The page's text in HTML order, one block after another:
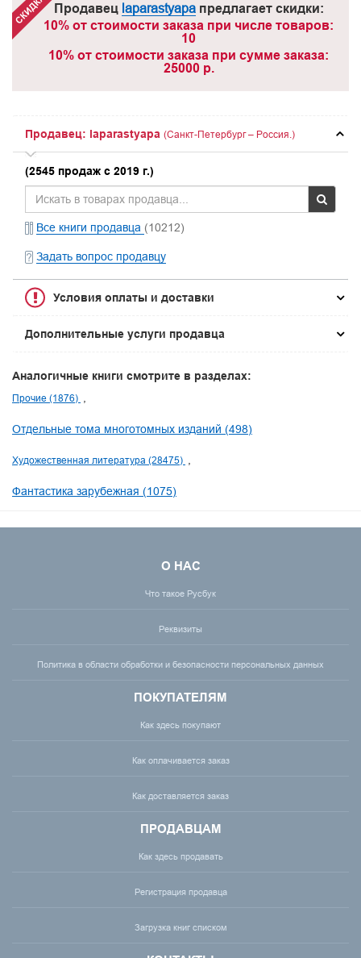
Продавец laparastyapaпредлагает скидки:
10% от стоимости заказа при числе товаров:
10
10% от стоимости заказа при сумме заказа:
25000 р.
Продавец: laparastyapa (Санкт-Петербург – Россия.)
(2545 продаж с 2019 г.)
Все книги продавца (10212)
Задать вопрос продавцу
Условия оплаты и доставки
Дополнительные услуги продавца
Аналогичные книги смотрите в разделах:
Прочие (1876)
Отдельные тома многотомных изданий (498)
Художественная литература (28475)
Фантастика зарубежная (1075)
О НАС
Что такое Русбук
Реквизиты
Политика в области обработки и безопасности персональных данных
ПОКУПАТЕЛЯМ
Как здесь покупают
Как оплачивается заказ
Как доставляется заказ
ПРОДАВЦАМ
Как здесь продавать
Регистрация продавца
Загрузка книг списком